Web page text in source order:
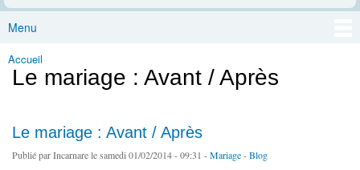
Menu
Vous êtes ici
Accueil
Le mariage : Avant / Après
Le mariage : Avant / Après
Publié parIncarnarele samedi 01/02/2014 - 09:31 -Mariage-Blog